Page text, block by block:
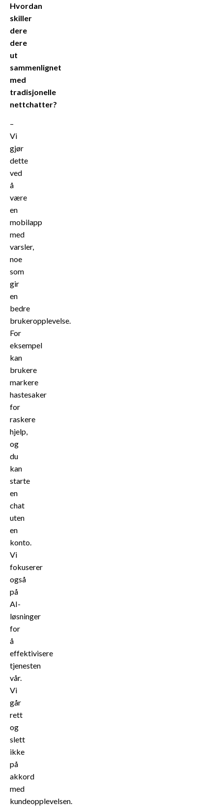
Hvordan
skiller
dere
dere
ut
sammenlignet
med
tradisjonelle
nettchatter?
–
Vi
gjør
dette
ved
å
være
en
mobilapp
med
varsler,
noe
som
gir
en
bedre
brukeropplevelse.
For
eksempel
kan
brukere
markere
hastesaker
for
raskere
hjelp,
og
du
kan
starte
en
chat
uten
en
konto.
Vi
fokuserer
også
på
AI-
løsninger
for
å
effektivisere
tjenesten
vår.
Vi
går
rett
og
slett
ikke
på
akkord
med
kundeopplevelsen.